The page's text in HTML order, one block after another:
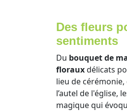
Des fleurs
sentiments
Du bouquet de
florauxdélicats
lieu de
l’autel de l'église,
magique qui